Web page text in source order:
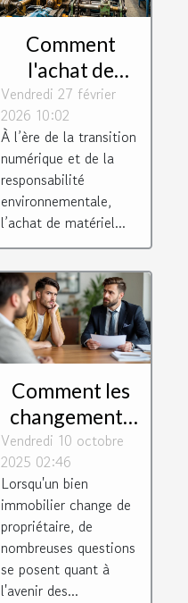
Comment
l'achat de
matériel
reconditionné
stimule
l'efficacité
industrielle ?
Vendredi 27 février
2026 10:02
À l’ère de la transition
numérique et de la
responsabilité
environnementale,
l’achat de matériel...
Comment les
changements
de propriété
affectent-ils
les contrats de
location
existants ?
Vendredi 10 octobre
2025 02:46
Lorsqu'un bien
immobilier change de
propriétaire, de
nombreuses questions
se posent quant à
l'avenir des...